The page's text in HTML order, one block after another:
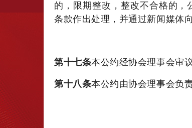
的，限期整改，整改不合格的
条款作出处理，并通过新闻媒体
第十七条本公约经协会理事会审
第十八条本公约由协会理事会负责